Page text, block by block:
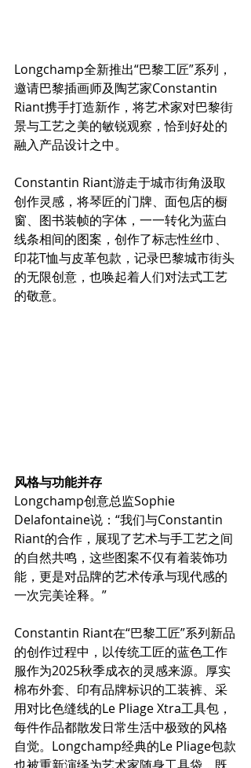
Longchamp全新推出“巴黎工匠”系列，
邀请巴黎插画师及陶艺家Constantin
Riant携手打造新作，将艺术家对巴黎街
景与工艺之美的敏锐观察，恰到好处的
融入产品设计之中。
Constantin Riant游走于城市街角汲取
创作灵感，将琴匠的门牌、面包店的橱
窗、图书装帧的字体，一一转化为蓝白
线条相间的图案，创作了标志性丝巾、
印花T恤与皮革包款，记录巴黎城市街头
的无限创意，也唤起着人们对法式工艺
的敬意。
风格与功能并存
Longchamp创意总监Sophie
Delafontaine说：“我们与Constantin
Riant的合作，展现了艺术与手工艺之间
的自然共鸣，这些图案不仅有着装饰功
能，更是对品牌的艺术传承与现代感的
一次完美诠释。”
Constantin Riant在“巴黎工匠”系列新品
的创作过程中，以传统工匠的蓝色工作
服作为2025秋季成衣的灵感来源。厚实
棉布外套、印有品牌标识的工装裤、采
用对比色缝线的Le Pliage Xtra工具包，
每件作品都散发日常生活中极致的风格
自觉。Longchamp经典的Le Pliage包款